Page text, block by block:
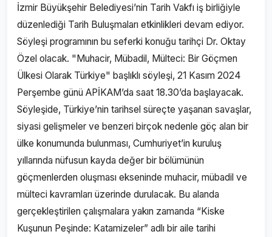
İzmir Büyükşehir Belediyesi’nin Tarih Vakfı iş birliğiyle
düzenlediği Tarih Buluşmaları etkinlikleri devam ediyor.
Söyleşi programının bu seferki konuğu tarihçi Dr. Oktay
Özel olacak. "Muhacir, Mübadil, Mülteci: Bir Göçmen
Ülkesi Olarak Türkiye" başlıklı söyleşi, 21 Kasım 2024
Perşembe günü APİKAM’da saat 18.30’da başlayacak.
Söyleşide, Türkiye’nin tarihsel süreçte yaşanan savaşlar,
siyasi gelişmeler ve benzeri birçok nedenle göç alan bir
ülke konumunda bulunması, Cumhuriyet’in kuruluş
yıllarında nüfusun kayda değer bir bölümünün
göçmenlerden oluşması ekseninde muhacir, mübadil ve
mülteci kavramları üzerinde durulacak. Bu alanda
gerçekleştirilen çalışmalara yakın zamanda “Kiske
Kuşunun Peşinde: Katamizeler” adlı bir aile tarihi